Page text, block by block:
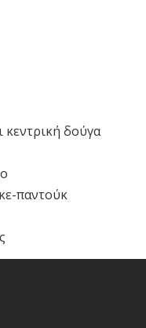
κεντρική δούγα
παντούκ